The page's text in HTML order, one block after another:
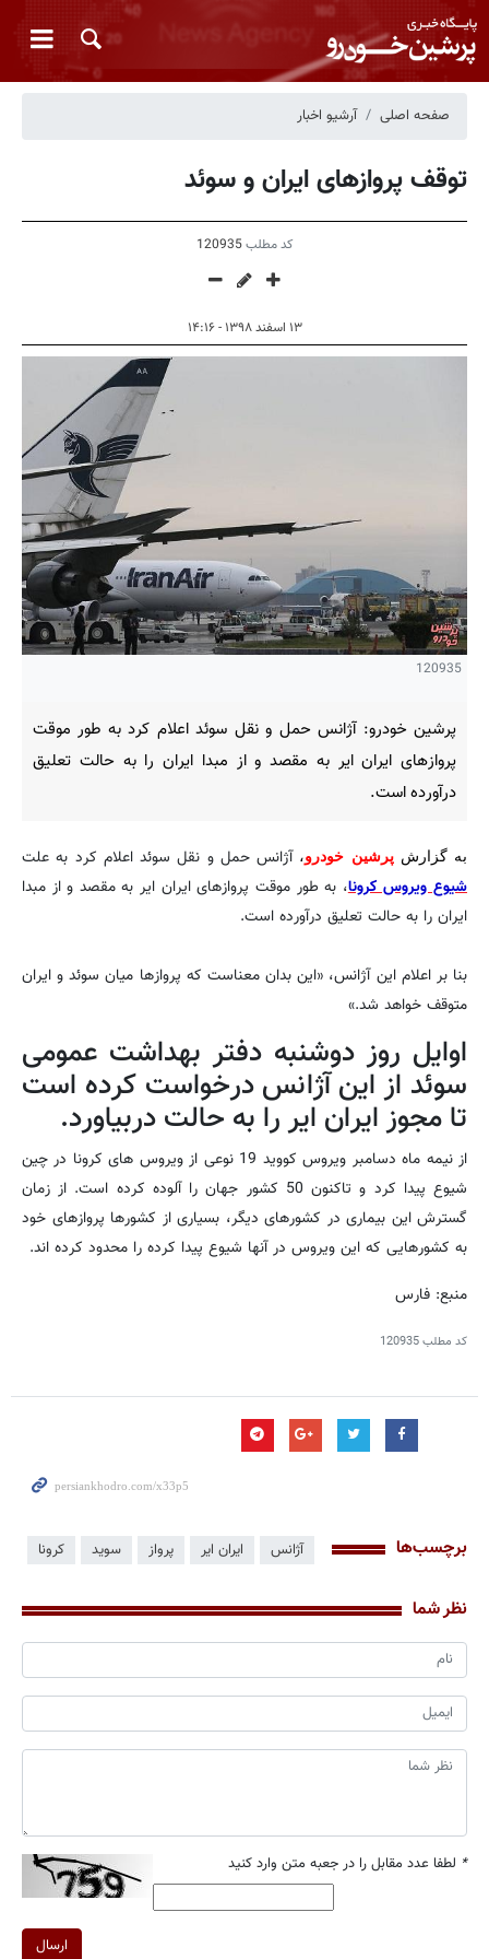
صفحه اصلی آرشیو اخبار
توقف پروازهای ایران و سوئد
کد مطلب120935
۱۳ اسفند ۱۳۹۸ - ۱۴:۱۶
120935
پرشین خودرو: آژانس حمل و نقل سوئد اعلام کرد به طور موقت
پروازهای ایران ایر به مقصد و از مبدا ایران را به حالت تعلیق
درآورده است.
به گزارش پرشین خودرو،آژانس حمل و نقل سوئد اعلام کرد به علت
شیوع ویروس کرونا، به طور موقت پروازهای ایران ایر به مقصد و از مبدا
ایران را به حالت تعلیق درآورده است.
بنا بر اعلام این آژانس، «این بدان معناست که پروازها میان سوئد و ایران
متوقف خواهد شد.»
اوایل روز دوشنبه دفتر بهداشت عمومی
سوئد از این آژانس درخواست کرده است
تا مجوز ایران ایر را به حالت دربیاورد.
از نیمه ماه دسامبر ویروس کووید 19 نوعی از ویروس های کرونا در چین
شیوع پیدا کرد و تاکنون 50 کشور جهان را آلوده کرده است. از زمان
گسترش این بیماری در کشورهای دیگر، بسیاری از کشورها پروازهای خود
به کشورهایی که این ویروس در آنها شیوع پیدا کرده را محدود کرده اند.
منبع: فارس
کد مطلب120935
برچسب‌ها آژانس ایران ایر پرواز سوید کرونا
نظر شما
* لطفا عدد مقابل را در جعبه متن وارد کنید
ارسال